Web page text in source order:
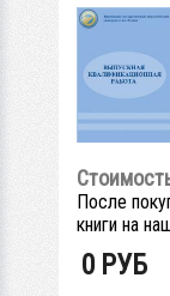
После
книги на
0 РУБ